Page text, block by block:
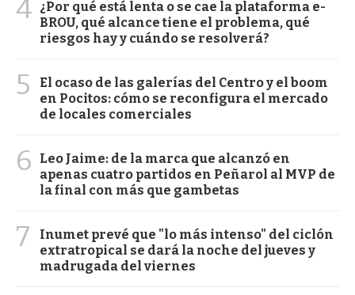
4 ¿Por qué está lenta o se cae la plataforma e-
BROU, qué alcance tiene el problema, qué
riesgos hay y cuándo se resolverá?
5
El ocaso de las galerías del Centro y el boom
en Pocitos: cómo se reconfigura el mercado
de locales comerciales
6
Leo Jaime: de la marca que alcanzó en
apenas cuatro partidos en Peñarol al MVP de
la final con más que gambetas
7
Inumet prevé que "lo más intenso" del ciclón
extratropical se dará la noche del jueves y
madrugada del viernes